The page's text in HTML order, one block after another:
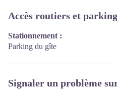
Accès routiers et
Stationnement :
Parking du gîte
Signaler un problème